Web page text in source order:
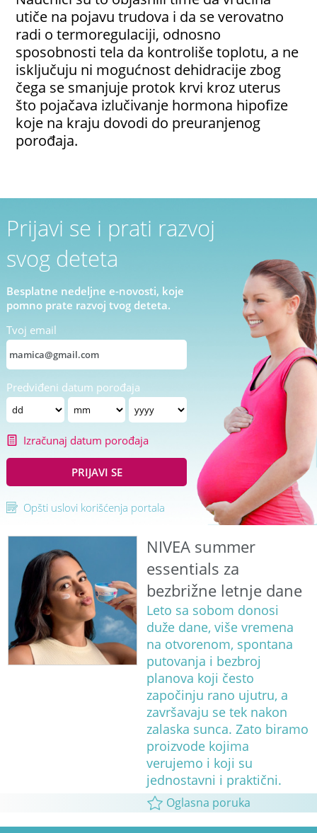
utiče na pojavu trudova i da se verovatno
radi o termoregulaciji, odnosno
sposobnosti tela da kontroliše toplotu, a ne
isključuju ni mogućnost dehidracije zbog
čega se smanjuje protok krvi kroz uterus
što pojačava izlučivanje hormona hipofize
koje na kraju dovodi do preuranjenog
porođaja.
Prijavi se i prati razvoj
svog deteta
Besplatne nedeljne e-novosti, koje
pomno prate razvoj tvog deteta.
Tvoj email
Predviđeni datum porođaja
Izračunaj datum porođaja
PRIJAVI SE
Opšti uslovi korišćenja portala
NIVEA summer
essentials za
bezbrižne letnje dane
Leto sa sobom donosi
duže dane, više vremena
na otvorenom, spontana
putovanja i bezbroj
planova koji često
započinju rano ujutru, a
završavaju se tek nakon
zalaska sunca. Zato biramo
proizvode kojima
verujemo i koji su
jednostavni i praktični.
Oglasna poruka